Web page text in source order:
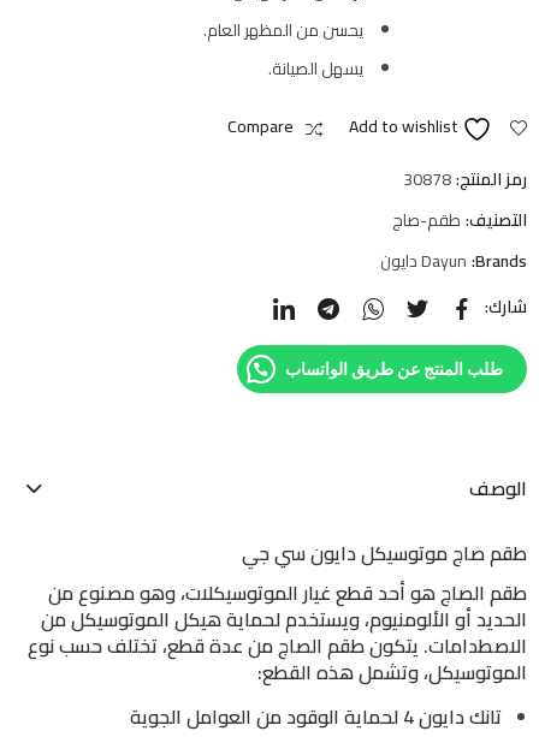
يحسن من المظهر العام.
يسهل الصيانة.
Add to wishlist
Compare
رمز المنتج:30878
التصنيف:طقم-صاج
Brands: Dayun دايون
شارك:
طلب المنتج عن طريق الواتساب
الوصف
طقم صاج موتوسيكل دايون سي جي
طقم الصاج هو أحد قطع غيار الموتوسيكلات، وهو مصنوع من
الحديد أو الألومنيوم، ويستخدم لحماية هيكل الموتوسيكل من
الاصطدامات. يتكون طقم الصاج من عدة قطع، تختلف حسب نوع
الموتوسيكل، وتشمل هذه القطع:
تانك دايون 4 لحماية الوقود من العوامل الجوية